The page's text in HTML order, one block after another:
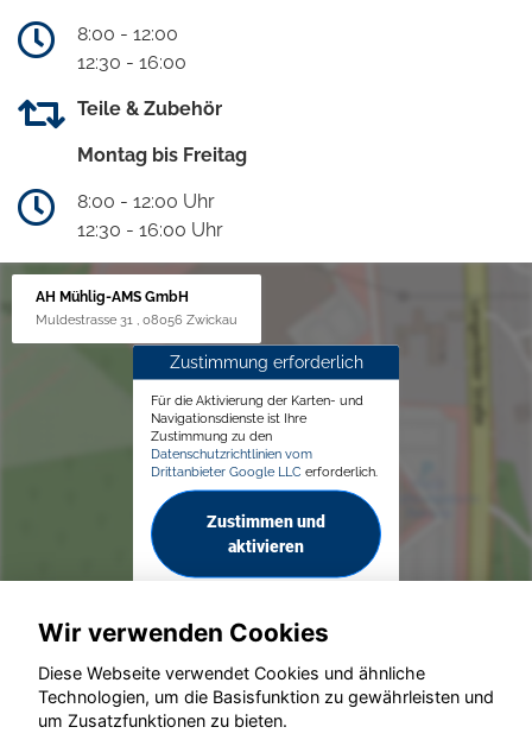
8:00 - 12:00
12:30 - 16:00
Teile & Zubehör
Montag bis Freitag
8:00 - 12:00 Uhr
12:30 - 16:00 Uhr
AH Mühlig-AMS GmbH
Muldestrasse 31 , 08056 Zwickau
Zustimmung erforderlich
Für die Aktivierung der Karten- und
Navigationsdienste ist Ihre
Zustimmung zu den
Datenschutzrichtlinien vom
Drittanbieter Google LLC erforderlich.
Zustimmen und
aktivieren
© konjunkturmotor.de GmbH 2020 - 2026
Wir verwenden Cookies
Diese Webseite verwendet Cookies und ähnliche
Technologien, um die Basisfunktion zu gewährleisten und
um Zusatzfunktionen zu bieten.